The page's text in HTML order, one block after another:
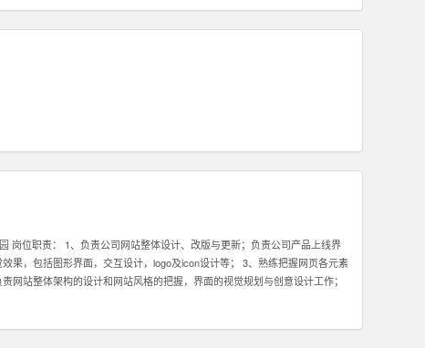
岗位职责： 1、负责公司网站整体设计、改版与更新；负责公司产品上线界
果，包括图形界面，交互设计，logo及icon设计等； 3、熟练把握网页各元素
站整体架构的设计和网站风格的把握，界面的视觉规划与创意设计工作；
项目的成功开发提供优质素材； 6、负责公司产品包括网页和手机应用程
各类UI设计和优化问题。 职位要求： 1、一年以上相关专业工作经验。